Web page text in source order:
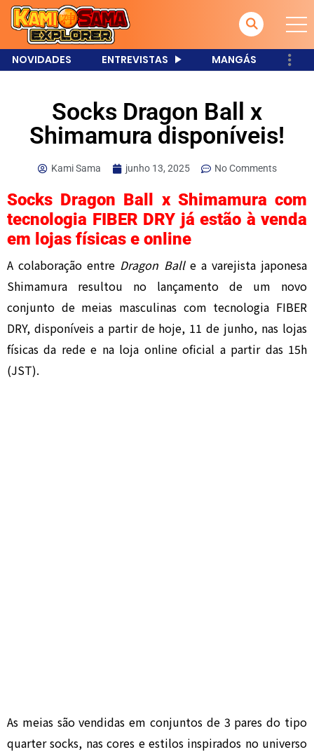
NOVIDADES ENTREVISTAS MANGÁS
Socks Dragon Ball x
Shimamura disponíveis!
Kami Sama junho 13, 2025 No Comments
Socks Dragon Ball x Shimamura com
tecnologia FIBER DRY já estão à venda
em lojas físicas e online
A colaboração entre Dragon Balle a varejista japonesa
Shimamura resultou no lançamento de um novo
conjunto de meias masculinas com tecnologia FIBER
DRY, disponíveis a partir de hoje, 11 de junho, nas lojas
físicas da rede e na loja online oficial a partir das 15h
(JST).
As meias são vendidas em conjuntos de 3 pares do tipo
quarter socks, nas cores e estilos inspirados no universo